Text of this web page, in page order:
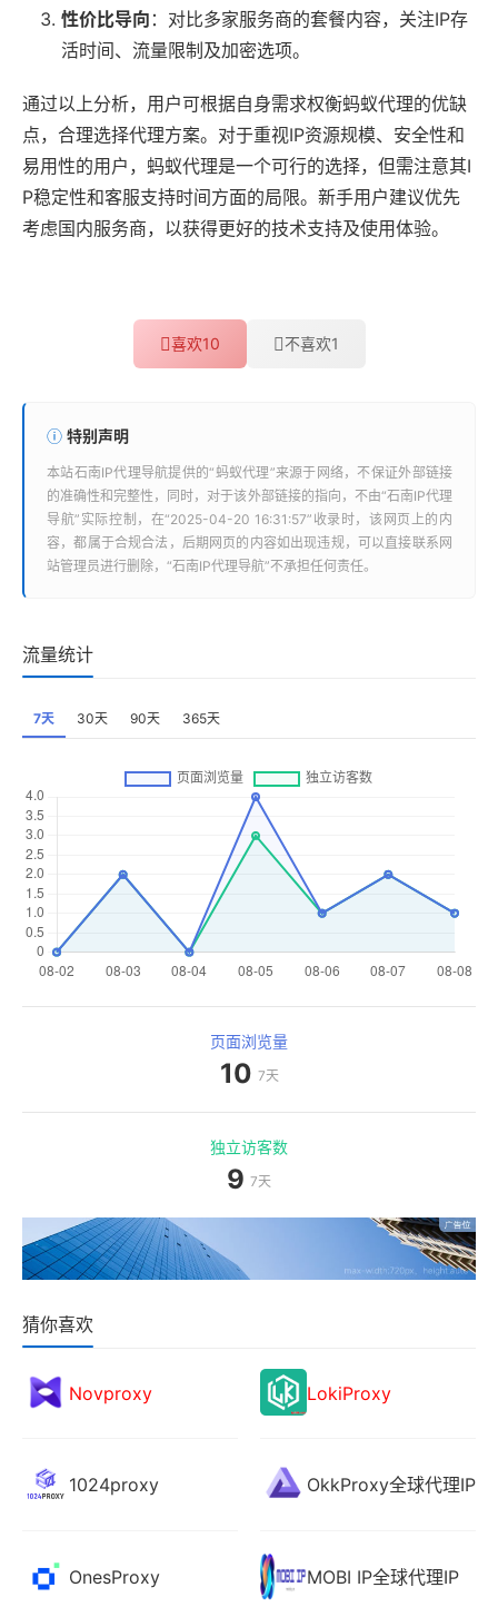
性价比导向 ：对比多家服务商的套餐内容，关注IP存
活时间、流量限制及加密选项。
通过以上分析，用户可根据自身需求权衡蚂蚁代理的优缺
点，合理选择代理方案。对于重视IP资源规模、安全性和
易用性的用户，蚂蚁代理是一个可行的选择，但需注意其I
P稳定性和客服支持时间方面的局限。新手用户建议优先
考虑国内服务商，以获得更好的技术支持及使用体验。
喜欢10 不喜欢1
特别声明
本站石南IP代理导航提供的“ 蚂蚁代理”来源于网络，不保证外部链接
的准确性和完整性，同时，对于该外部链接的指向，不由“石南IP代理
导航”实际控制，在“2025-04-20 16:31:57”收录时，该网页上的内
容，都属于合规合法，后期网页的内容如出现违规，可以直接联系网
站管理员进行删除，“石南IP代理导航”不承担任何责任。
流量统计
7天 30天 90天 365天
页面浏览量
10 7天
独立访客数
9 7天
猜你喜欢
Novproxy LokiProxy
1024proxy OkkProxy全球代理IP
OnesProxy MOBI IP全球代理IP